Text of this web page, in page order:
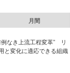
月間
なき上流工程変革” リ
と変化に適応できる組織